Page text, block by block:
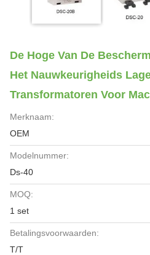
De Hoge Van De
Het Nauwkeurigheids
Transformatoren Voor
Merknaam:
OEM
Modelnummer:
Ds-40
MOQ:
1 set
Betalingsvoorwaarden:
T/T